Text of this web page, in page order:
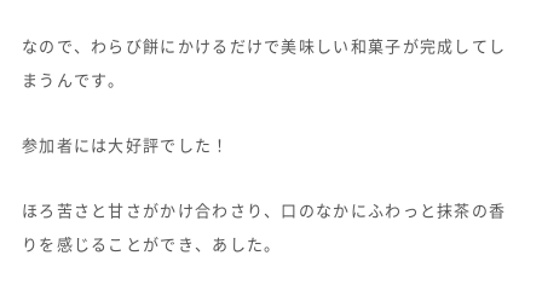
なので、わらび餅にかけるだけで美味しい和菓子が完成してし
まうんです。
参加者には大好評でした！
ほろ苦さと甘さがかけ合わさり、口のなかにふわっと抹茶の香
りを感じることができ、あした。